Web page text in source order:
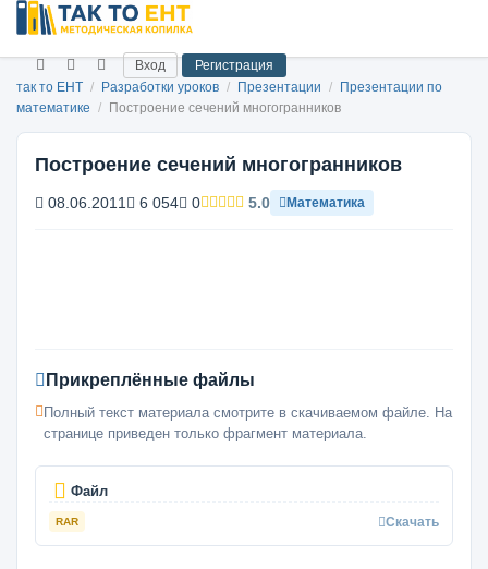
Вход
Регистрация
так то ЕНТ / Разработки уроков / Презентации /
Презентации по
математике / Построение сечений многогранников
Построение сечений многогранников
08.06.2011 6 054 0 5.0 Математика
Прикреплённые файлы
Полный текст материала смотрите в скачиваемом файле. На
странице приведен только фрагмент материала.
Файл
RAR Скачать